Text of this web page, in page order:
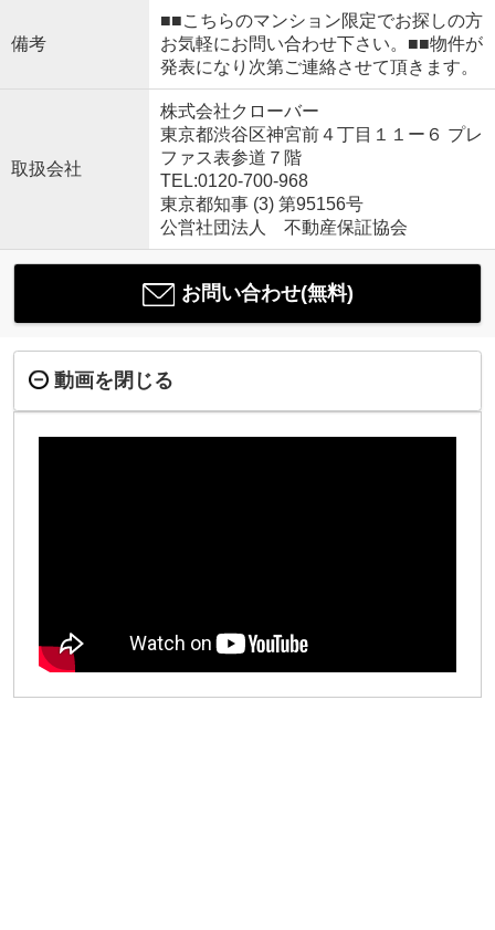
備考
■■こちらのマンション限定でお探しの方
お気軽にお問い合わせ下さい。■■物件が
発表になり次第ご連絡させて頂きます。
取扱会社
株式会社クローバー
東京都渋谷区神宮前４丁目１１ー６ プレ
ファス表参道７階
TEL:0120-700-968
東京都知事 (3) 第95156号
公営社団法人 不動産保証協会
お問い合わせ(無料)
動画を閉じる